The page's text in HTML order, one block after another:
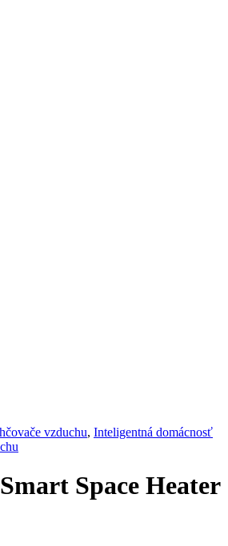
vzduchu, Inteligentná domácnosť
Space Heater